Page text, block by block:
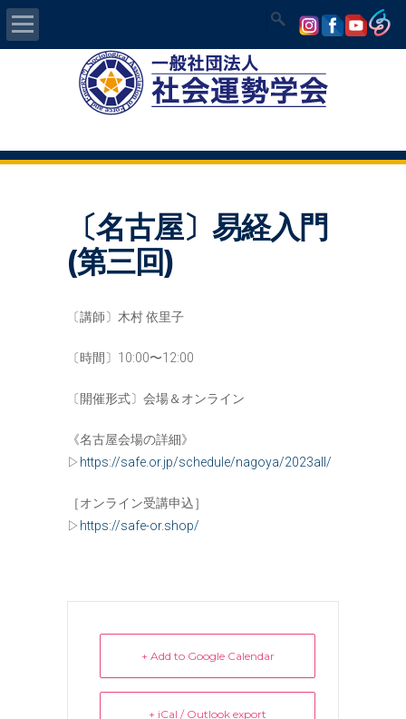
気学/易 セミナー
講師の紹介
入会について
開運MAPS
〔名古屋〕易経入門
(第三回)
〔講師〕木村 依里子
〔時間〕10:00〜12:00
〔開催形式〕会場＆オンライン
《名古屋会場の詳細》
▷ https://safe.or.jp/schedule/nagoya/2023all/
［オンライン受講申込］
▷ https://safe-or.shop/
+ Add to Google Calendar
+ iCal / Outlook export